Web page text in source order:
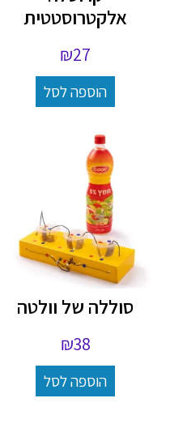
אלקטרוסטטית
₪27
הוספה לסל
סוללה של וולטה
₪38
הוספה לסל